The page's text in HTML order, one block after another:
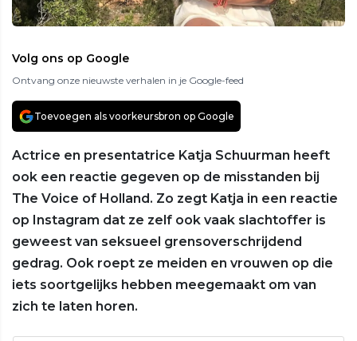
Volg ons op Google
Ontvang onze nieuwste verhalen in je Google-feed
Toevoegen als voorkeursbron op Google
Actrice en presentatrice Katja Schuurman heeft
ook een reactie gegeven op de misstanden bij
The Voice of Holland. Zo zegt Katja in een reactie
op Instagram dat ze zelf ook vaak slachtoffer is
geweest van seksueel grensoverschrijdend
gedrag. Ook roept ze meiden en vrouwen op die
iets soortgelijks hebben meegemaakt om van
zich te laten horen.